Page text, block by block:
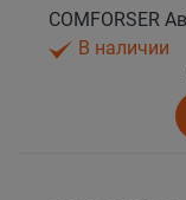
В наличии